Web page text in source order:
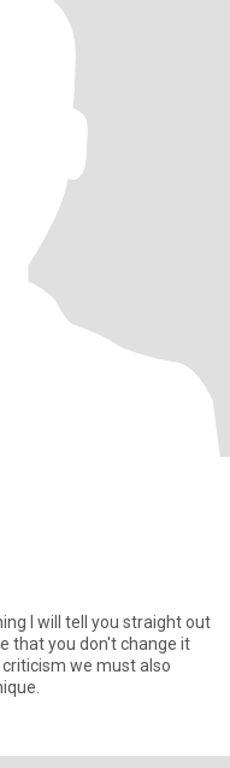
I will tell you straight out
that you don't change it
we must also